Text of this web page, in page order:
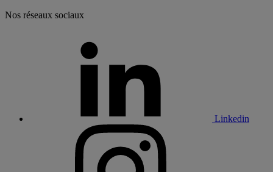
Nos réseaux sociaux
Linkedin